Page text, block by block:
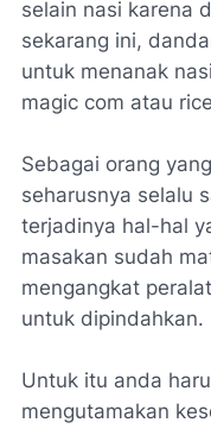
selain nasi karena
sekarang ini,
untuk menanak
magic com atau
Sebagai orang
seharusnya selalu
terjadinya hal-hal
masakan sudah
mengangkat
untuk dipindahkan.
Untuk itu anda
mengutamakan